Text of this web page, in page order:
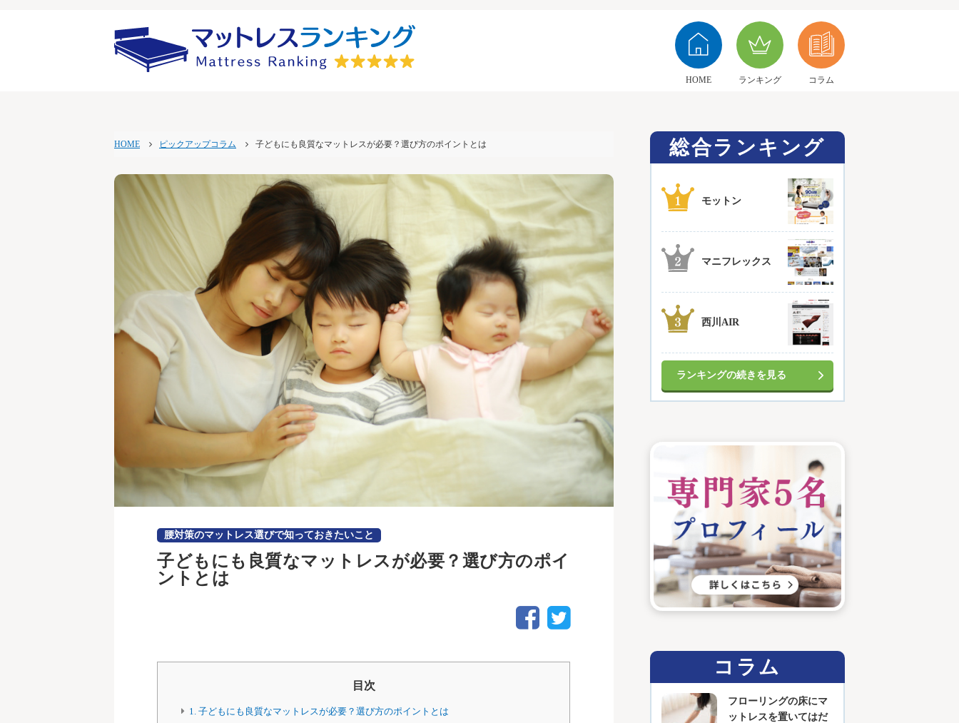
HOME ランキング コラム
HOME ピックアップコラム 子どもにも良質なマットレスが必要？選び方のポイントとは
腰対策のマットレス選びで知っておきたいこと
子どもにも良質なマットレスが必要？選び方のポイ
ントとは
目次
1. 子どもにも良質なマットレスが必要？選び方のポイントとは
総合ランキング
モットン
マニフレックス
西川AIR
ランキングの続きを見る
コラム
フローリングの床にマ
ットレスを置いてはだ